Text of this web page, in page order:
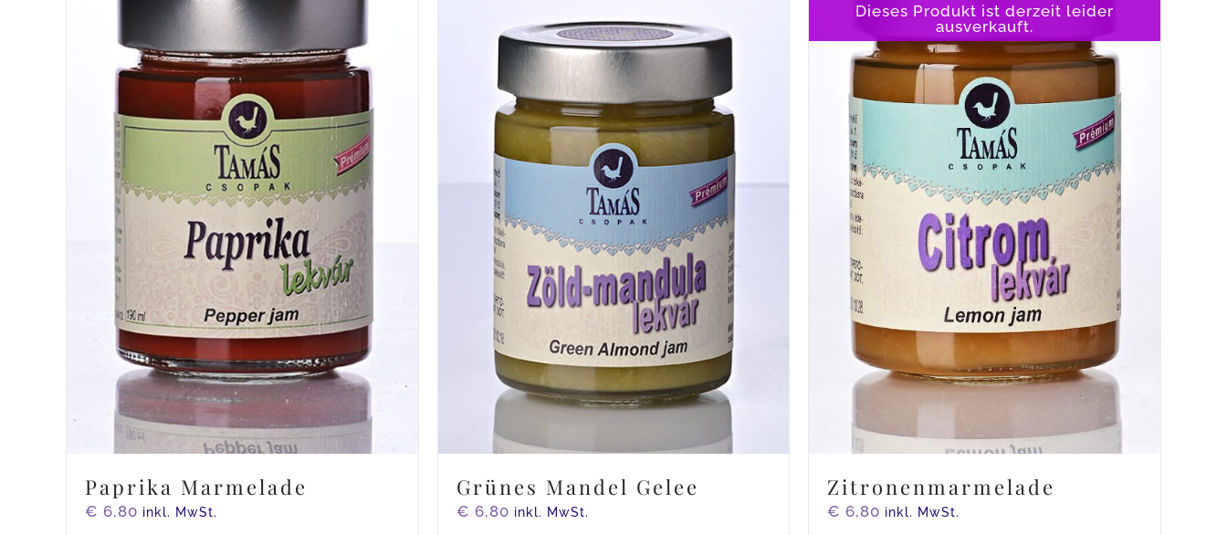
Paprika Marmelade
€ 6,80 inkl. MwSt.
Grünes Mandel Gelee
€ 6,80 inkl. MwSt.
Dieses Produkt ist derzeit leider
ausverkauft.
Zitronenmarmelade
€ 6,80 inkl. MwSt.